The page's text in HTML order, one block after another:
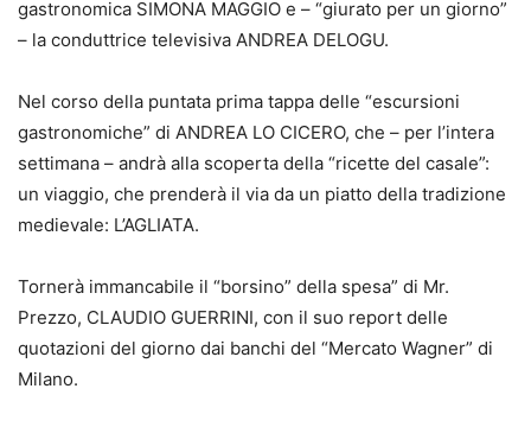
gastronomica SIMONA MAGGIO e – “giurato per un giorno”
– la conduttrice televisiva ANDREA DELOGU.
Nel corso della puntata prima tappa delle “escursioni
gastronomiche” di ANDREA LO CICERO, che – per l’intera
settimana – andrà alla scoperta della “ricette del casale”:
un viaggio, che prenderà il via da un piatto della tradizione
medievale: L’AGLIATA.
Tornerà immancabile il “borsino” della spesa” di Mr.
Prezzo, CLAUDIO GUERRINI, con il suo report delle
quotazioni del giorno dai banchi del “Mercato Wagner” di
Milano.